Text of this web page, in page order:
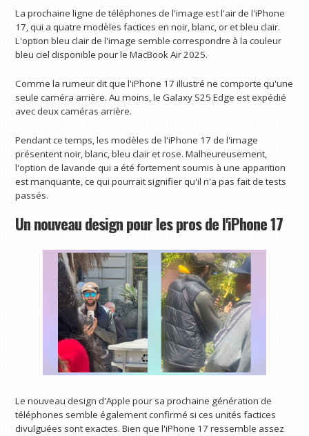
La prochaine ligne de téléphones de l'image est l'air de l'iPhone
17, qui a quatre modèles factices en noir, blanc, or et bleu clair.
L'option bleu clair de l'image semble correspondre à la couleur
bleu ciel disponible pour le MacBook Air 2025.
Comme la rumeur dit que l'iPhone 17 illustré ne comporte qu'une
seule caméra arrière. Au moins, le Galaxy S25 Edge est expédié
avec deux caméras arrière.
Pendant ce temps, les modèles de l'iPhone 17 de l'image
présentent noir, blanc, bleu clair et rose. Malheureusement,
l'option de lavande qui a été fortement soumis à une apparition
est manquante, ce qui pourrait signifier qu'il n'a pas fait de tests
passés.
Un nouveau design pour les pros de l'iPhone 17
Le nouveau design d'Apple pour sa prochaine génération de
téléphones semble également confirmé si ces unités factices
divulguées sont exactes. Bien que l'iPhone 17 ressemble assez